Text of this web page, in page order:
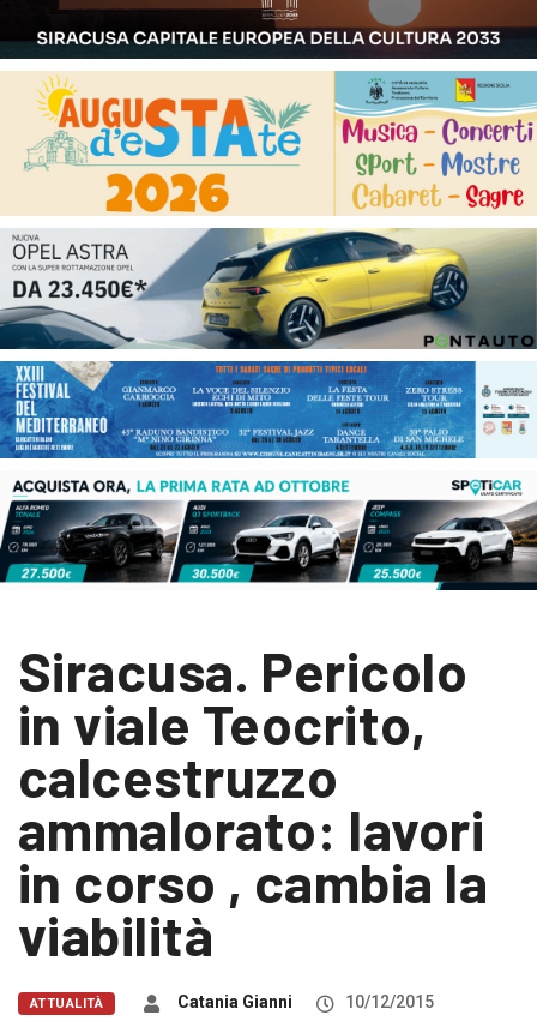
Siracusa. Pericolo
in viale Teocrito,
calcestruzzo
ammalorato: lavori
in corso , cambia la
viabilità
ATTUALITÀ Catania Gianni
10/12/2015